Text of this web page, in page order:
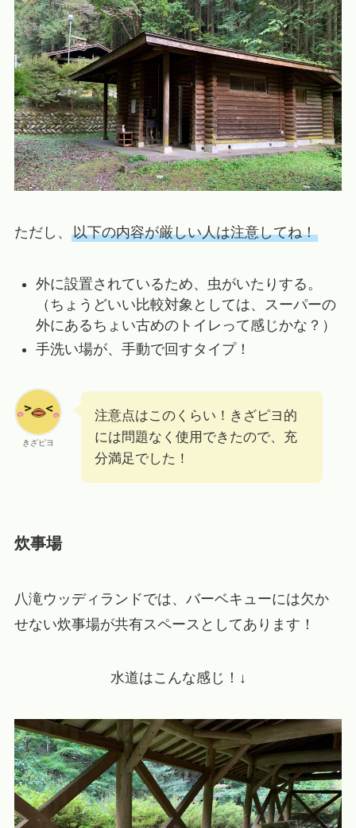
ただし、 以下の内容が厳しい人は注意してね！
外に設置されているため、虫がいたりする。
（ちょうどいい比較対象としては、スーパーの
外にあるちょい古めのトイレって感じかな？）
手洗い場が、手動で回すタイプ！
きざピヨ
注意点はこのくらい！きざピヨ的
には問題なく使用できたので、充
分満足でした！
炊事場
八滝ウッディランドでは、バーベキューには欠か
せない炊事場が共有スペースとしてあります！
水道はこんな感じ！↓